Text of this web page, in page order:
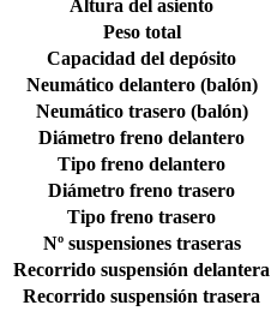
Altura del asiento
Peso total
Capacidad del depósito
Neumático delantero (balón)
Neumático trasero (balón)
Diámetro freno delantero
Tipo freno delantero
Diámetro freno trasero
Tipo freno trasero
Nº suspensiones traseras
Recorrido suspensión delantera
Recorrido suspensión trasera